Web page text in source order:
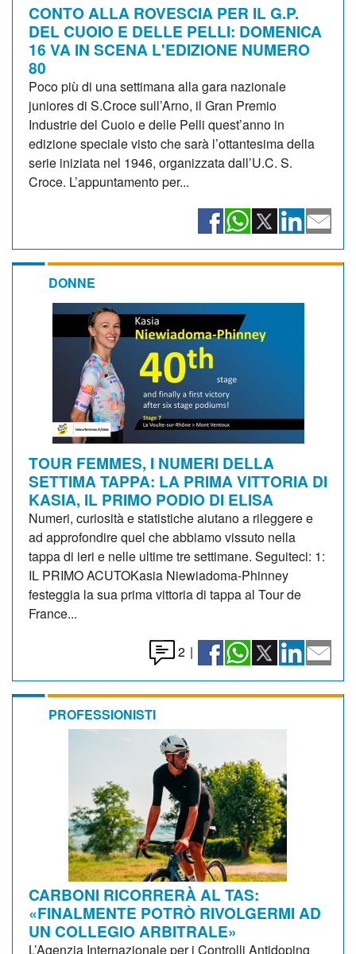
CONTO ALLA ROVESCIA PER IL G.P.
DEL CUOIO E DELLE PELLI: DOMENICA
16 VA IN SCENA L'EDIZIONE NUMERO
80
Poco più di una settimana alla gara nazionale
juniores di S.Croce sull’Arno, il Gran Premio
Industrie del Cuoio e delle Pelli quest’anno in
edizione speciale visto che sarà l’ottantesima della
serie iniziata nel 1946, organizzata dall’U.C. S.
Croce. L’appuntamento per...
DONNE
TOUR FEMMES, I NUMERI DELLA
SETTIMA TAPPA: LA PRIMA VITTORIA DI
KASIA, IL PRIMO PODIO DI ELISA
Numeri, curiosità e statistiche aiutano a rileggere e
ad approfondire quel che abbiamo vissuto nella
tappa di ieri e nelle ultime tre settimane. Seguiteci: 1:
IL PRIMO ACUTOKasia Niewiadoma-Phinney
festeggia la sua prima vittoria di tappa al Tour de
France...
2 |
PROFESSIONISTI
CARBONI RICORRERÀ AL TAS:
«FINALMENTE POTRÒ RIVOLGERMI AD
UN COLLEGIO ARBITRALE»
L’Agenzia Internazionale per i Controlli Antidoping